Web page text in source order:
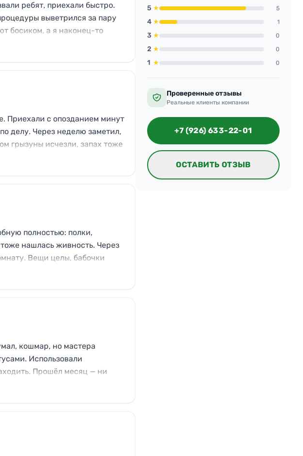
ребят, приехали быстро.
выветрился за пару
босиком, а я наконец-то
на мебели. Спасибо!
Приехали с опозданием минут
делу. Через неделю заметил,
грызуны исчезли, запах тоже
рекомендовать партнёрам.
полностью: полки,
нашлась живность. Через
Вещи целы, бабочки
кошмар, но мастера
Использовали
Прошёл месяц — ни
5 ★ 5
4 ★ 1
3 ★ 0
2 ★ 0
1 ★ 0
Проверенные отзывы
Реальные клиенты компании
+7 (926) 633-22-01
ОСТАВИТЬ ОТЗЫВ